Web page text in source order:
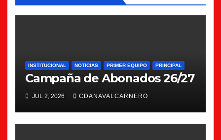
INSTITUCIONAL NOTICIAS PRIMER EQUIPO PRINCIPAL
Campaña de Abonados 26/27
JUL 2, 2026 CDANAVALCARNERO